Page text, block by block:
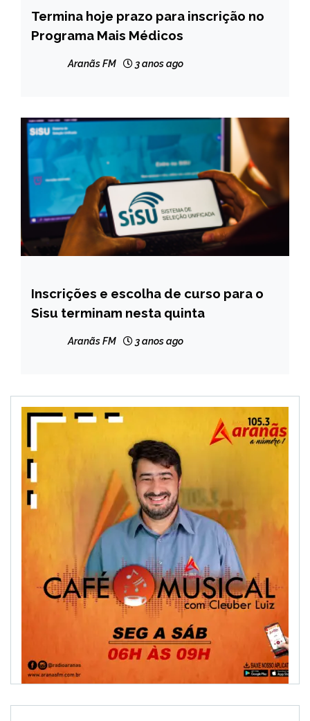
BRASIL
NOTÍCIAS
Termina hoje prazo para inscrição no
Programa Mais Médicos
Aranãs FM 3 anos ago
BRASIL
NOTÍCIAS
Inscrições e escolha de curso para o
Sisu terminam nesta quinta
Aranãs FM 3 anos ago